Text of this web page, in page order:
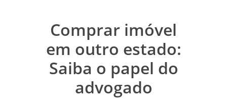
Comprar imóvel
em outro estado:
Saiba o papel do
advogado